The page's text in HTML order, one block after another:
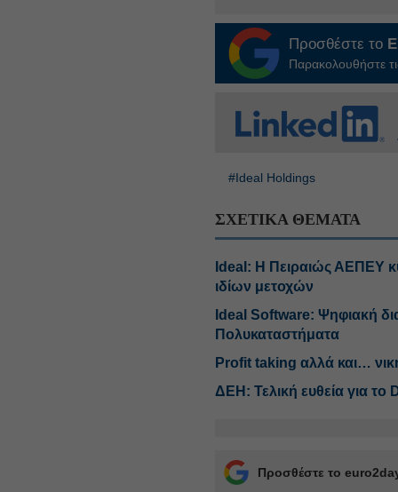
Προσθέστε το
Παρακολουθήστε
#Ideal Holdings
ΣΧΕΤΙΚΑ ΘΕΜΑΤΑ
Ideal: Η Πειραιώς ΑΕΠΕΥ
ιδίων μετοχών
Ideal Software: Ψηφιακή
Πολυκαταστήματα
Profit taking αλλά και…
ΔΕΗ: Τελική ευθεία για το
Προσθέστε το